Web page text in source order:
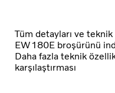
Tüm detayları ve
EW180E broşürünü
Daha fazla teknik
karşılaştırması